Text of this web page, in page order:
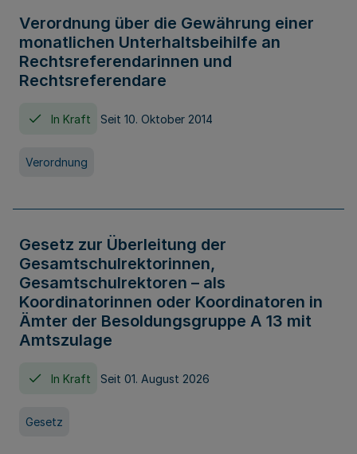
Verordnung über die Gewährung einer
monatlichen Unterhaltsbeihilfe an
Rechtsreferendarinnen und
Rechtsreferendare
In Kraft Seit 10. Oktober 2014
Verordnung
Gesetz zur Überleitung der
Gesamtschulrektorinnen,
Gesamtschulrektoren – als
Koordinatorinnen oder Koordinatoren in
Ämter der Besoldungsgruppe A 13 mit
Amtszulage
In Kraft Seit 01. August 2026
Gesetz